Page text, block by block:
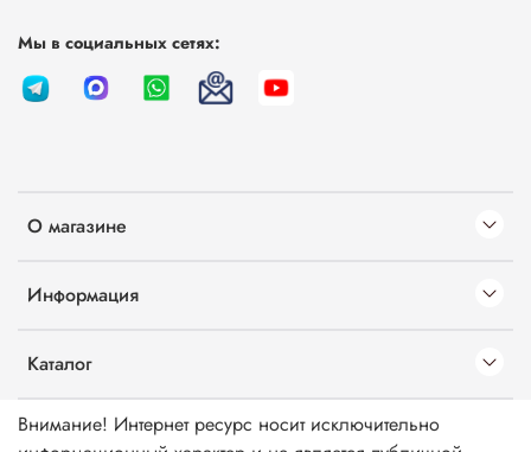
О магазине
Информация
Каталог
Мы в социальных сетях:
Внимание! Интернет ресурс носит исключительно